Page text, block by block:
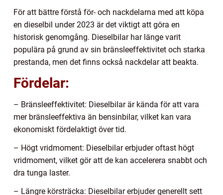
För att bättre förstå för- och nackdelarna med att köpa
en dieselbil under 2023 är det viktigt att göra en
historisk genomgång. Dieselbilar har länge varit
populära på grund av sin bränsleeffektivitet och starka
prestanda, men det finns också nackdelar att beakta.
Fördelar:
– Bränsleeffektivitet: Dieselbilar är kända för att vara
mer bränsleeffektiva än bensinbilar, vilket kan vara
ekonomiskt fördelaktigt över tid.
– Högt vridmoment: Dieselbilar erbjuder oftast högt
vridmoment, vilket gör att de kan accelerera snabbt och
dra tunga laster.
– Längre körsträcka: Dieselbilar erbjuder generellt sett